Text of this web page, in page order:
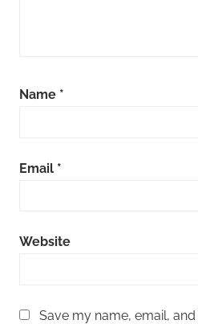
Name *
Email *
Website
Save my name, email,